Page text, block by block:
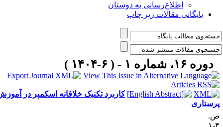
اطلاع‌رسانی به دوستان
بایگانی مقالات زیر چاپ
دوره ۱۶، شماره ۱ - ( ۶-۱۴۰۴ )
کاربرد تکنیک خلاقانه اسکمپر در آموزش